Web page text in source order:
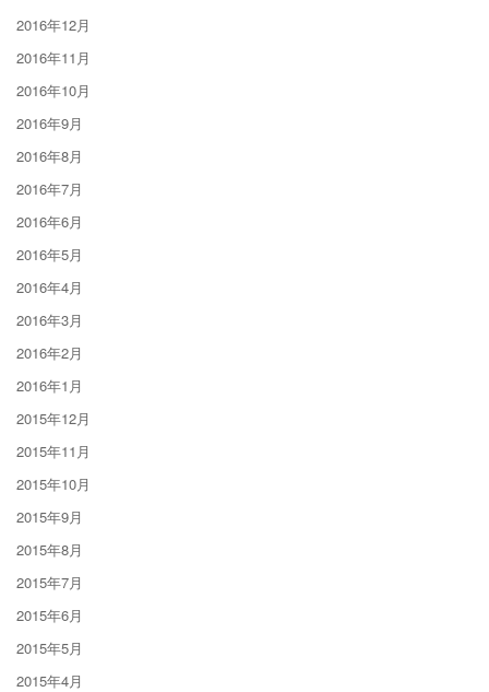
2016年12月
2016年11月
2016年10月
2016年9月
2016年8月
2016年7月
2016年6月
2016年5月
2016年4月
2016年3月
2016年2月
2016年1月
2015年12月
2015年11月
2015年10月
2015年9月
2015年8月
2015年7月
2015年6月
2015年5月
2015年4月